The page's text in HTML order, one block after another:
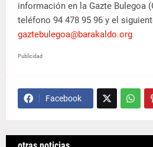
información en la Gazte Bulegoa
teléfono 94 478 95 96 y el
gaztebulegoa@barakaldo.org
Publicidad
Facebook